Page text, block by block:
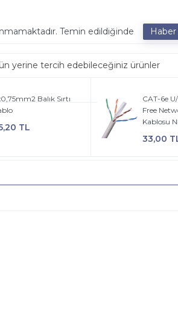
Temin edildiğinde
yerine tercih edebileceğiniz ürünler
Balık Sırtı
TL
CAT-6e
Free
Kablosu
33,00